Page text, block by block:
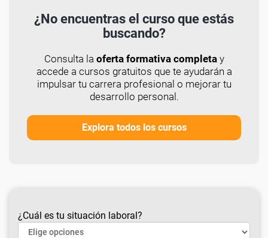
¿No encuentras el curso que estás
buscando?
Consulta la oferta formativa completay
accede a cursos gratuitos que te ayudarán a
impulsar tu carrera profesional o mejorar tu
desarrollo personal.
Explora todos los cursos
¿Cuál es tu situación laboral?